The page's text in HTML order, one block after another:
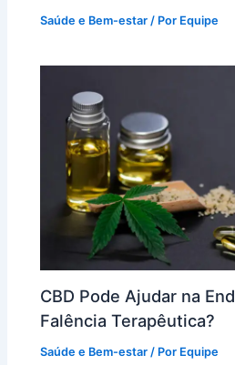
Saúde e Bem-estar / Por Equipe
CBD Pode Ajudar na
Falência Terapêutica?
Saúde e Bem-estar / Por Equipe